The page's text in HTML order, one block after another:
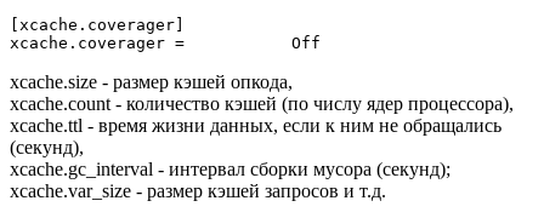
xcache . coverager
xcache . coverager =
           Off
xcache.size - размер кэшей опкода,
xcache.count - количество кэшей (по числу ядер процессора),
xcache.ttl - время жизни данных, если к ним не обращались
(секунд),
xcache.gc_interval - интервал сборки мусора (секунд);
xcache.var_size - размер кэшей запросов и т.д.